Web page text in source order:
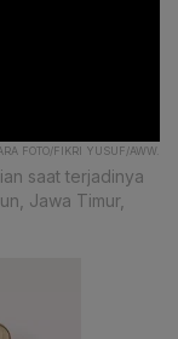
FOTO/FIKRI YUSUF/AWW.
saat terjadinya
Jawa Timur,